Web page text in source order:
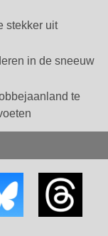
stekker uit
in de sneeuw
te